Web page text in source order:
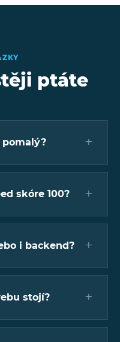
ptáte
+
skóre 100? +
i backend? +
stojí? +